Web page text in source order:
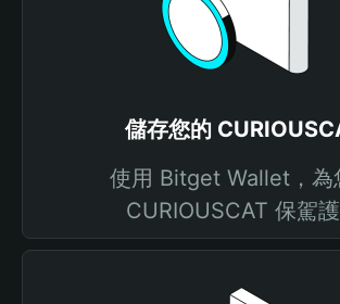
儲存您的
使用 Bitget Wallet，為
CURIOUSCAT 保駕